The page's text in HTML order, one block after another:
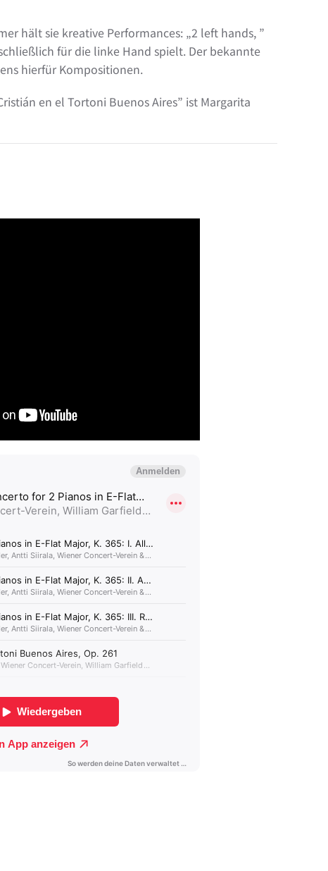
hält sie kreative Performances: „2 left hands, ”
für die linke Hand spielt. Der bekannte
hierfür Kompositionen.
en el Tortoni Buenos Aires” ist Margarita